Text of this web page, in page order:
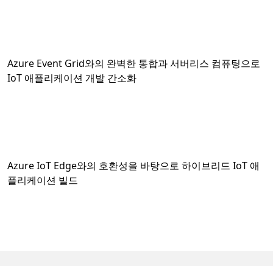
Azure Event Grid와의 완벽한 통합과 서버리스 컴퓨팅으로
IoT 애플리케이션 개발 간소화
Azure IoT Edge와의 호환성을 바탕으로 하이브리드 IoT 애
플리케이션 빌드